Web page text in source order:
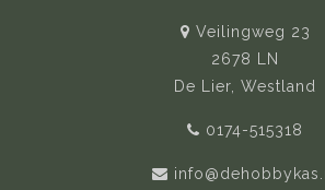
Veilingweg 23
2678 LN
De Lier, Westland
0174-515318